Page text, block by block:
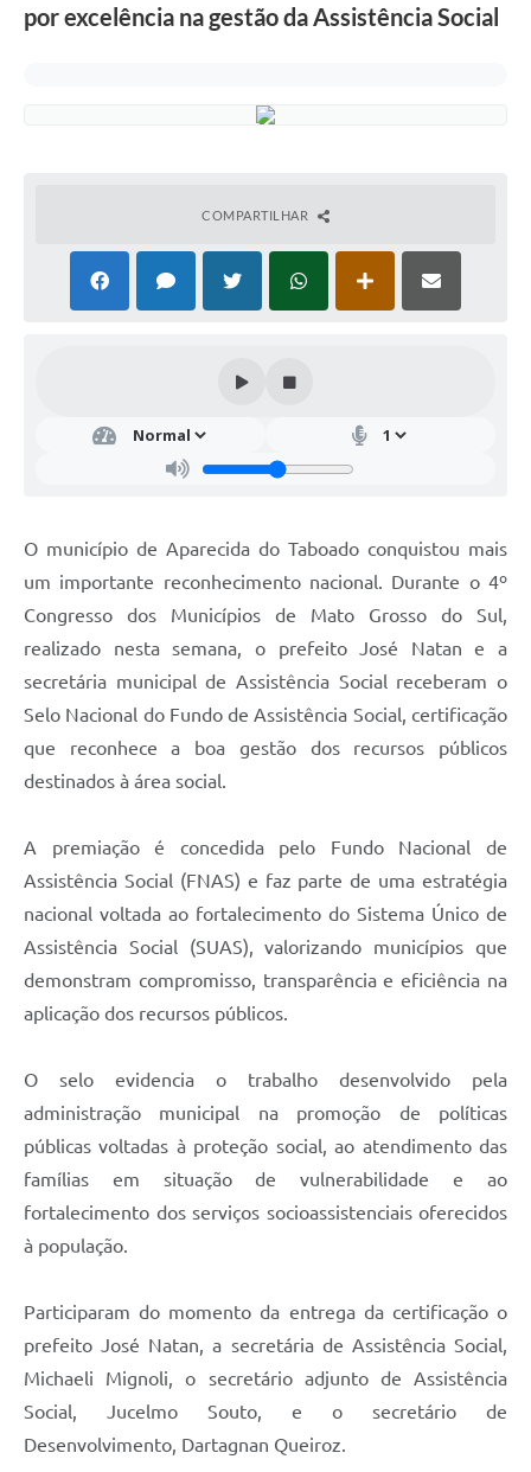
por excelência na gestão da Assistência Social
COMPARTILHAR
O município de Aparecida do Taboado conquistou mais
um importante reconhecimento nacional. Durante o 4º
Congresso dos Municípios de Mato Grosso do Sul,
realizado nesta semana, o prefeito José Natan e a
secretária municipal de Assistência Social receberam o
Selo Nacional do Fundo de Assistência Social, certificação
que reconhece a boa gestão dos recursos públicos
destinados à área social.
A premiação é concedida pelo Fundo Nacional de
Assistência Social (FNAS) e faz parte de uma estratégia
nacional voltada ao fortalecimento do Sistema Único de
Assistência Social (SUAS), valorizando municípios que
demonstram compromisso, transparência e eficiência na
aplicação dos recursos públicos.
O selo evidencia o trabalho desenvolvido pela
administração municipal na promoção de políticas
públicas voltadas à proteção social, ao atendimento das
famílias em situação de vulnerabilidade e ao
fortalecimento dos serviços socioassistenciais oferecidos
à população.
Participaram do momento da entrega da certificação o
prefeito José Natan, a secretária de Assistência Social,
Michaeli Mignoli, o secretário adjunto de Assistência
Social, Jucelmo Souto, e o secretário de
Desenvolvimento, Dartagnan Queiroz.